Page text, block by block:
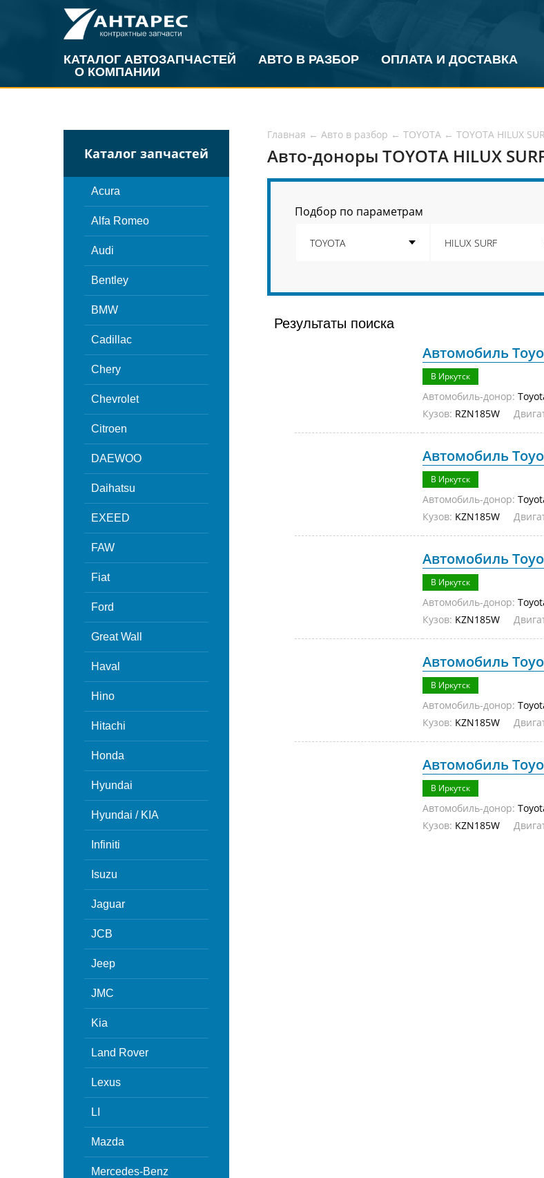
КАТАЛОГ АВТОЗАПЧАСТЕЙ АВТО В РАЗБОР
ОПЛАТА И ДОСТАВКА
О КОМПАНИИ
Каталог запчастей
Acura
Alfa Romeo
Audi
Bentley
BMW
Cadillac
Chery
Chevrolet
Citroen
DAEWOO
Daihatsu
EXEED
FAW
Fiat
Ford
Great Wall
Haval
Hino
Hitachi
Honda
Hyundai
Hyundai / KIA
Infiniti
Isuzu
Jaguar
JCB
Jeep
JMC
Kia
Land Rover
Lexus
LI
Mazda
Mercedes-Benz
Главная ← Авто в разбор ← TOYOTA ← TOYOTA HILUX
Авто-доноры TOYOTA HILUX
Подбор по параметрам
Результаты поиска
Автомобиль
В Иркутск
Автомобиль-донор:
Кузов: RZN185W
Автомобиль
В Иркутск
Автомобиль-донор:
Кузов: KZN185W
Автомобиль
В Иркутск
Автомобиль-донор:
Кузов: KZN185W
Автомобиль
В Иркутск
Автомобиль-донор:
Кузов: KZN185W
Автомобиль
В Иркутск
Автомобиль-донор:
Кузов: KZN185W